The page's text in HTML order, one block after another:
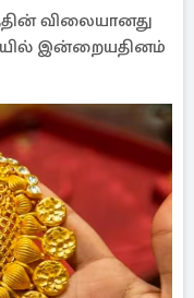
விலையானது
இன்றையதினம்